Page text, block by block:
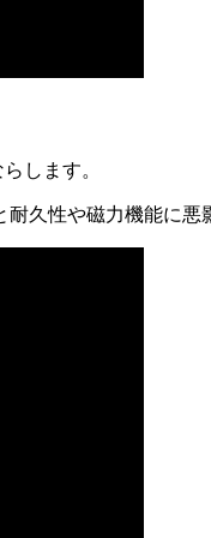
します。
久性や磁力機能に